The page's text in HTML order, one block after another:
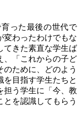
った最後の世代で
変わったわけでもな
てきた素直な学生ば
、「これからの子ど
のために、どのよう
を目指す学生たちと
担う学生に「今、教
を認識してもらう